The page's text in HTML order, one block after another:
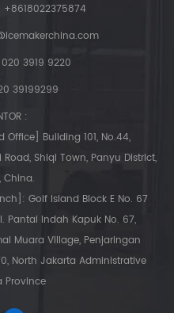
+8618022375874
3919 9220
39199299
:
Office] Building 101, No.44,
Shiqi Town, Panyu District,
China.
Golf Island Block E No. 67
Pantai Indah Kapuk No. 67,
Muara Village, Penjaringan
North Jakarta Administrative
Province